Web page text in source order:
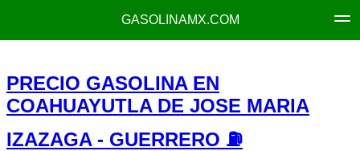
GASOLINAMX.COM
PRECIO GASOLINA EN
COAHUAYUTLA DE JOSE MARIA
IZAZAGA - GUERRERO ⛽